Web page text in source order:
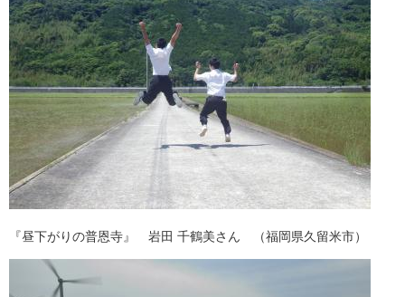
『昼下がりの普恩寺』 岩田 千鶴美さん （福岡県久留米市）